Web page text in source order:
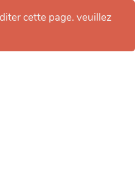
cette page. veuillez